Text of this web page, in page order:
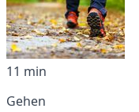
11 min
Gehen